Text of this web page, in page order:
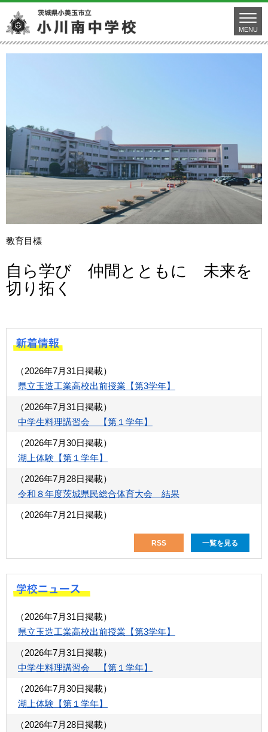
MENU
教育目標
自ら学び 仲間とともに 未来を
切り拓く
RSS 一覧を見る
（2026年7月31日掲載）
県立玉造工業高校出前授業【第3学年】
（2026年7月31日掲載）
中学生料理講習会 【第１学年】
（2026年7月30日掲載）
湖上体験【第１学年】
（2026年7月28日掲載）
令和８年度茨城県民総合体育大会 結果
（2026年7月21日掲載）
英語プレゼンテーションフォーラム・吹奏楽部壮行会・夏季
休業前集会
（2026年7月13日掲載）
学校だより
（2026年7月13日掲載）
いじめ防止教室 【1年生】
（2026年7月9日掲載）
県立高校説明会【3年生】
（2026年7月7日掲載）
中央地区総合体育大会 5日目 結果
（2026年7月31日掲載）
県立玉造工業高校出前授業【第3学年】
（2026年7月31日掲載）
中学生料理講習会 【第１学年】
（2026年7月30日掲載）
湖上体験【第１学年】
（2026年7月28日掲載）